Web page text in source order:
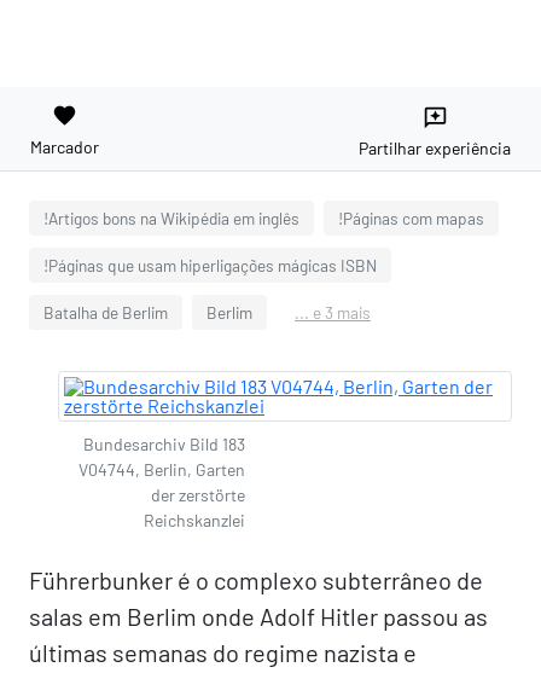
favorite
Marcador
reviews
Partilhar experiência
!Artigos bons na Wikipédia em inglês !Páginas com mapas
!Páginas que usam hiperligações mágicas ISBN
Batalha de Berlim Berlim ... e 3 mais
Bundesarchiv Bild 183
V04744, Berlin, Garten
der zerstörte
Reichskanzlei
Führerbunker é o complexo subterrâneo de
salas em Berlim onde Adolf Hitler passou as
últimas semanas do regime nazista e